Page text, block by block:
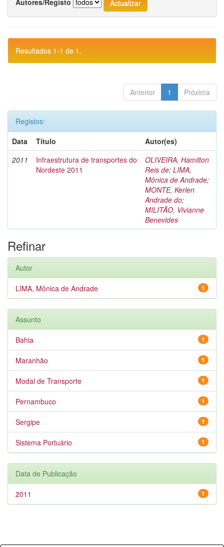
Resultados 1-1 de 1.
Anterior 1 Próxima
Registos:
Data
Título
Autor(es)
2011
Infraestrutura de transportes do
Nordeste 2011
OLIVEIRA, Hamilton
Reis de; LIMA,
Mônica de Andrade;
MONTE, Kerlen
Andrade do;
MILITÃO, Vivianne
Benevides
Refinar
Autor
1
LIMA, Mônica de Andrade
Assunto
1
Bahia
1
Maranhão
1
Modal de Transporte
1
Pernambuco
1
Sergipe
1
Sistema Portuário
Data de Publicação
1
2011